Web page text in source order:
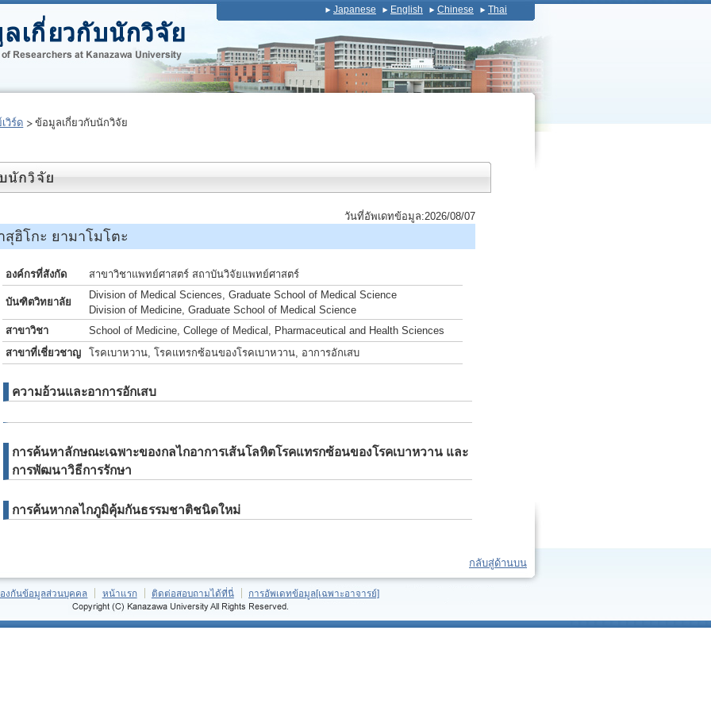
Japanese English Chinese Thai
วิร์ด ข้อมูลเกี่ยวกับนักวิจัย
วันที่อัพเดทข้อมูล:2026/08/07
ฮิโกะ ยามาโมโตะ
องค์กรที่สังกัด สาขาวิชาแพทย์ศาสตร์ สถาบันวิจัยแพทย์ศาสตร์
บันฑิตวิทยาลัย
Division of Medical Sciences, Graduate School of Medical Science
Division of Medicine, Graduate School of Medical Science
สาขาวิชา
School of Medicine, College of Medical, Pharmaceutical and Health Sciences
สาขาที่เชี่ยวชาญ
โรคเบาหวาน, โรคแทรกซ้อนของโรคเบาหวาน, อาการอักเสบ
ความอ้วนและอาการอักเสบ
การค้นหาลักษณะเฉพาะของกลไกอาการเส้นโลหิตโรคแทรกซ้อนของโรคเบาหวาน และ
การพัฒนาวิธีการรักษา
การค้นหากลไกภูมิคุ้มกันธรรมชาติชนิดใหม่
กลับสู่ด้านบน
งกันข้อมูลส่วนบุคคล หน้าแรก ติดต่อสอบถามได้ที่นี่ การอัพเดทข้อมูล[เฉพาะอาจารย์]